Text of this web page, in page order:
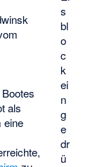
s
bl
o
c
k
ei
n
g
e
dr
ü
als
eine